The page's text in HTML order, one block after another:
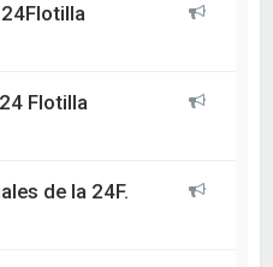
24Flotilla
Flotilla
de la 24F.